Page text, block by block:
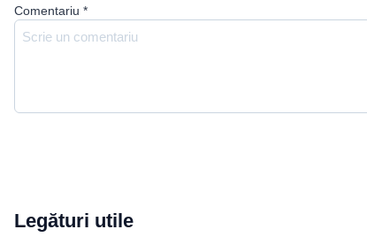
Comentariu *
Legături utile